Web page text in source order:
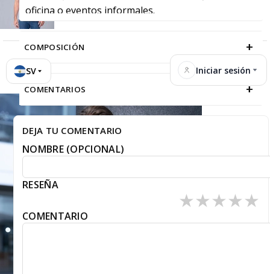
SV Iniciar sesión
oficina o eventos informales.
COMPOSICIÓN +
COMENTARIOS +
DEJA TU COMENTARIO
NOMBRE (OPCIONAL)
RESEÑA
★
★
★
★
★
COMENTARIO